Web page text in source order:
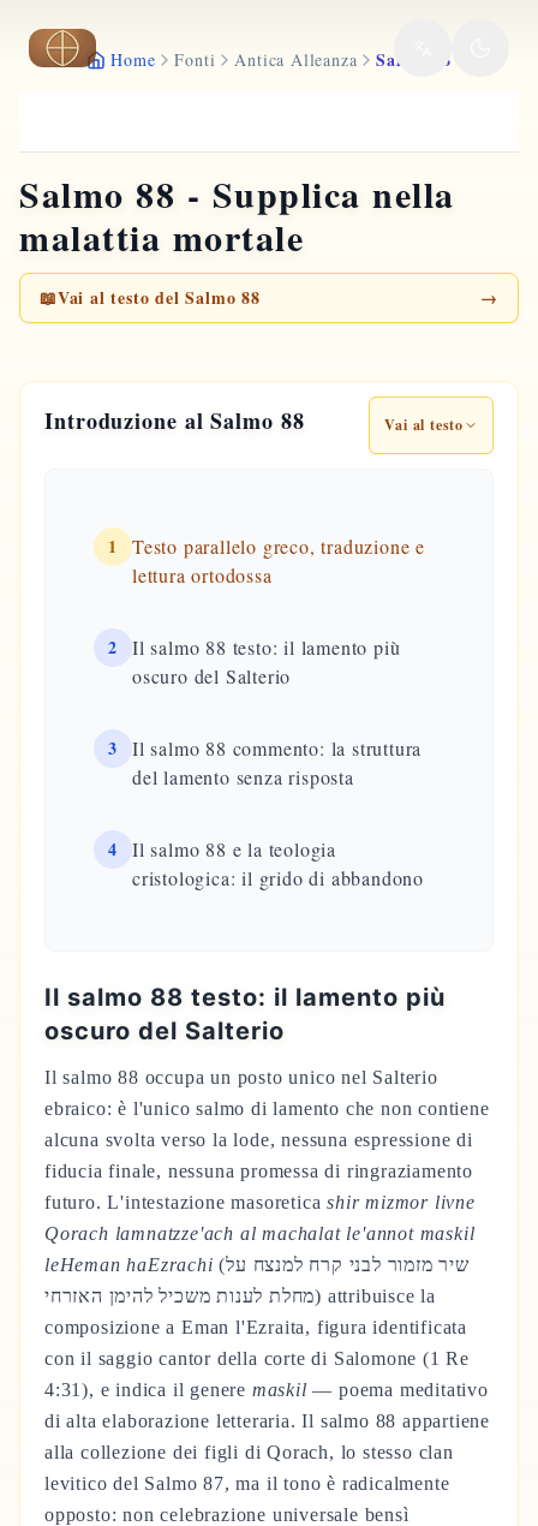
Vai al contenuto principale
Home Fonti Antica Alleanza Salmo 88
Salmo 88 - Supplica nella
malattia mortale
📖Vai al testo del Salmo 88 →
Introduzione al Salmo 88 Vai al testo
1
Testo parallelo greco, traduzione e
lettura ortodossa
2
Il salmo 88 testo: il lamento più
oscuro del Salterio
3
Il salmo 88 commento: la struttura
del lamento senza risposta
4
Il salmo 88 e la teologia
cristologica: il grido di abbandono
Il salmo 88 testo: il lamento più
oscuro del Salterio
Il salmo 88 occupa un posto unico nel Salterio
ebraico: è l'unico salmo di lamento che non contiene
alcuna svolta verso la lode, nessuna espressione di
fiducia finale, nessuna promessa di ringraziamento
futuro. L'intestazione masoreticashir mizmor livne
Qorach lamnatzze'ach al machalat le'annot maskil
leHeman haEzrachi (שיר מזמור לבני קרח למנצח על
מחלת לענות משכיל להימן האזרחי) attribuisce la
composizione a Eman l'Ezraita, figura identificata
con il saggio cantor della corte di Salomone (1 Re
4:31), e indica il genere maskil — poema meditativo
di alta elaborazione letteraria. Il salmo 88 appartiene
alla collezione dei figli di Qorach, lo stesso clan
levitico del Salmo 87, ma il tono è radicalmente
opposto: non celebrazione universale bensì